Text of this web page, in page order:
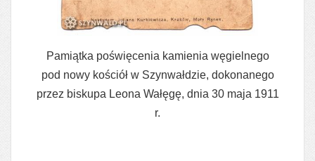
Pamiątka poświęcenia kamienia węgielnego
pod nowy kościół w Szynwałdzie, dokonanego
przez biskupa Leona Wałęgę, dnia 30 maja 1911
r.